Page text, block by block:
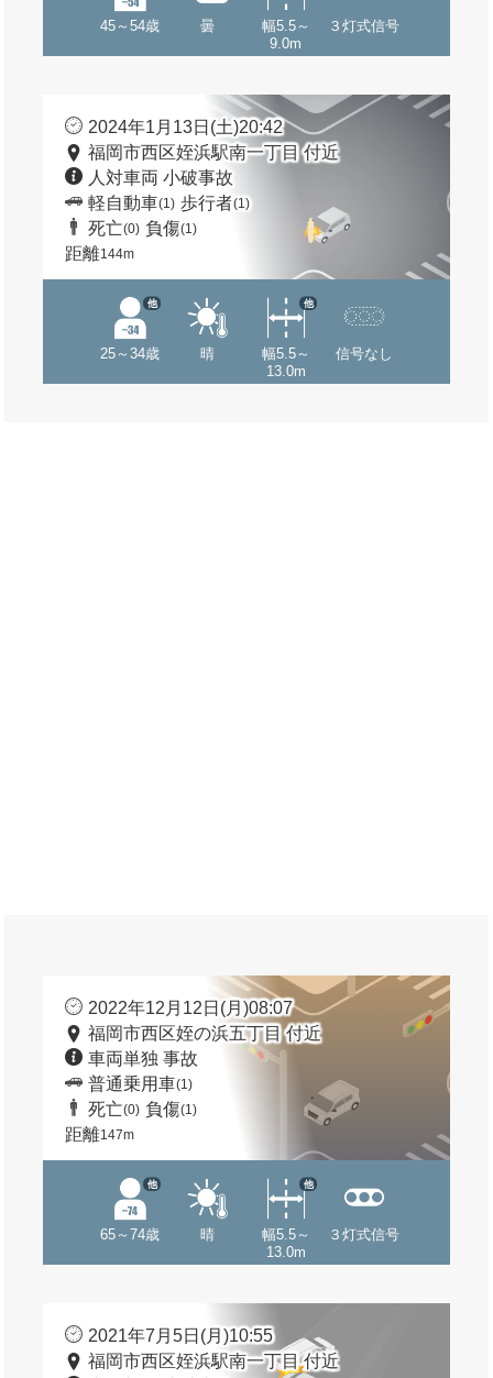
45～54歳 曇
幅5.5～
9.0m
３灯式信号
2024年1月13日(土)20:42
福岡市西区姪浜駅南一丁目 付近
人対車両 小破事故
軽自動車(1) 歩行者(1)
死亡(0) 負傷(1)
距離144m
25～34歳
他
晴
幅5.5～
13.0m
他
信号なし
2022年12月12日(月)08:07
福岡市西区姪の浜五丁目 付近
車両単独 事故
普通乗用車(1)
死亡(0) 負傷(1)
距離147m
65～74歳
他
晴
幅5.5～
13.0m
他
３灯式信号
2021年7月5日(月)10:55
福岡市西区姪浜駅南一丁目 付近